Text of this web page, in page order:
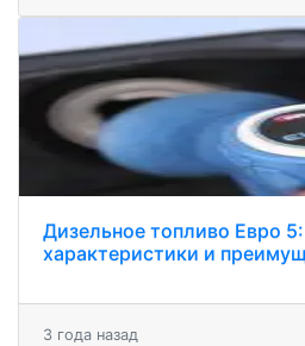
Дизельное топливо Евро
характеристики и
3 года назад